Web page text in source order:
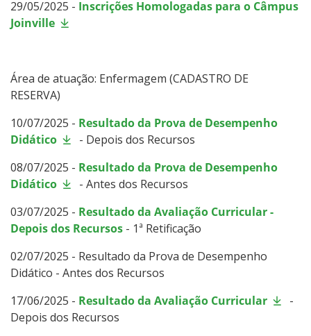
29/05/2025 - Inscrições Homologadas para o Câmpus
Joinville
Área de atuação: Enfermagem (CADASTRO DE
RESERVA)
10/07/2025 - Resultado da Prova de Desempenho
Didático
- Depois dos Recursos
08/07/2025 - Resultado da Prova de Desempenho
Didático
- Antes dos Recursos
03/07/2025 - Resultado da Avaliação Curricular -
Depois dos Recursos - 1ª Retificação
02/07/2025 - Resultado da Prova de Desempenho
Didático - Antes dos Recursos
17/06/2025 - Resultado da Avaliação Curricular
-
Depois dos Recursos